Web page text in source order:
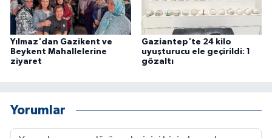
Yılmaz'dan Gazikent ve
Beykent Mahallelerine
ziyaret
Gaziantep'te 24 kilo
uyuşturucu ele geçirildi: 1
gözaltı
Yorumlar